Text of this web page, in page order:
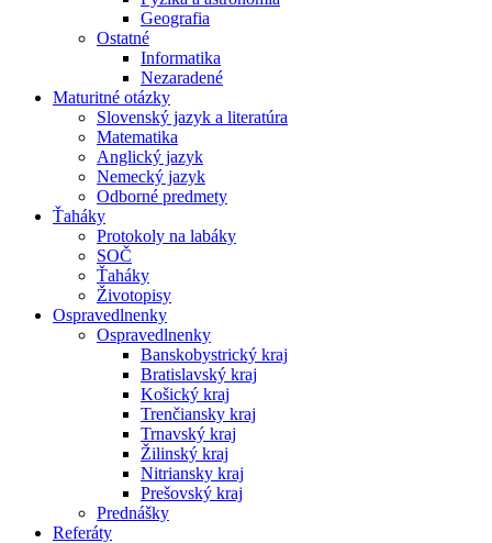
Geografia
Ostatné
Informatika
Nezaradené
Maturitné otázky
Slovenský jazyk a literatúra
Matematika
Anglický jazyk
Nemecký jazyk
Odborné predmety
Ťaháky
Protokoly na labáky
SOČ
Ťaháky
Životopisy
Ospravedlnenky
Ospravedlnenky
Banskobystrický kraj
Bratislavský kraj
Košický kraj
Trenčiansky kraj
Trnavský kraj
Žilinský kraj
Nitriansky kraj
Prešovský kraj
Prednášky
Referáty